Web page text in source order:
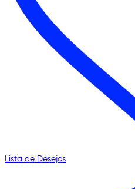
Lista de Desejos